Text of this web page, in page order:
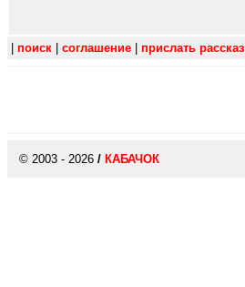
поиск соглашение прислать рассказ
© 2003 - 2026 / КАБАЧОК